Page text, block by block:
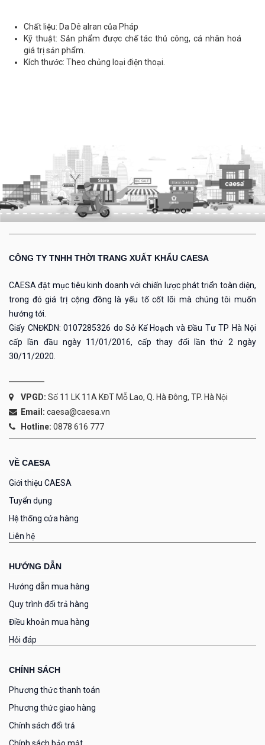
Chất liệu: Da Dê alran của Pháp
Kỹ thuật: Sản phẩm được chế tác thủ công, cá nhân hoá
giá trị sản phẩm.
Kích thước: Theo chủng loại điện thoại.
CÔNG TY TNHH THỜI TRANG XUẤT KHẨU CAESA
CAESA đặt mục tiêu kinh doanh với chiến lược phát triển toàn diện,
trong đó giá trị cộng đồng là yếu tố cốt lõi mà chúng tôi muốn
hướng tới.
Giấy CNĐKDN: 0107285326 do Sở Kế Hoạch và Đầu Tư TP Hà Nội
cấp lần đầu ngày 11/01/2016, cấp thay đổi lần thứ 2 ngày
30/11/2020.
VPGD: Số 11 LK 11A KĐT Mỗ Lao, Q. Hà Đông, TP. Hà Nội
Email: caesa@caesa.vn
Hotline: 0878 616 777
VỀ CAESA
Giới thiệu CAESA
Tuyển dụng
Hệ thống cửa hàng
Liên hệ
HƯỚNG DẪN
Hướng dẫn mua hàng
Quy trình đổi trả hàng
Điều khoản mua hàng
Hỏi đáp
CHÍNH SÁCH
Phương thức thanh toán
Phương thức giao hàng
Chính sách đổi trả